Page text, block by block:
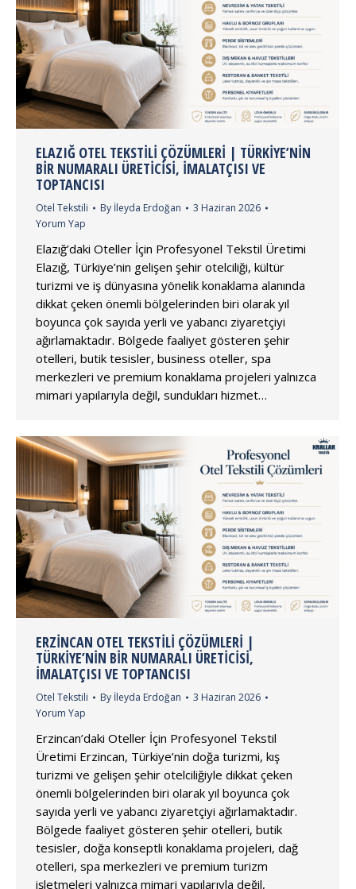
ELAZIĞ OTEL TEKSTILI ÇÖZÜMLERI | TÜRKIYE’NIN
BIR NUMARALI ÜRETICISI, İMALATÇISI VE
TOPTANCISI
Otel Tekstili By İleyda Erdoğan
3 Haziran 2026
Yorum Yap
Elazığ’daki Oteller İçin Profesyonel Tekstil Üretimi
Elazığ, Türkiye’nin gelişen şehir otelciliği, kültür
turizmi ve iş dünyasına yönelik konaklama alanında
dikkat çeken önemli bölgelerinden biri olarak yıl
boyunca çok sayıda yerli ve yabancı ziyaretçiyi
ağırlamaktadır. Bölgede faaliyet gösteren şehir
otelleri, butik tesisler, business oteller, spa
merkezleri ve premium konaklama projeleri yalnızca
mimari yapılarıyla değil, sundukları hizmet…
ERZINCAN OTEL TEKSTILI ÇÖZÜMLERI |
TÜRKIYE’NIN BIR NUMARALI ÜRETICISI,
İMALATÇISI VE TOPTANCISI
Otel Tekstili By İleyda Erdoğan
3 Haziran 2026
Yorum Yap
Erzincan’daki Oteller İçin Profesyonel Tekstil
Üretimi Erzincan, Türkiye’nin doğa turizmi, kış
turizmi ve gelişen şehir otelciliğiyle dikkat çeken
önemli bölgelerinden biri olarak yıl boyunca çok
sayıda yerli ve yabancı ziyaretçiyi ağırlamaktadır.
Bölgede faaliyet gösteren şehir otelleri, butik
tesisler, doğa konseptli konaklama projeleri, dağ
otelleri, spa merkezleri ve premium turizm
işletmeleri yalnızca mimari yapılarıyla değil,